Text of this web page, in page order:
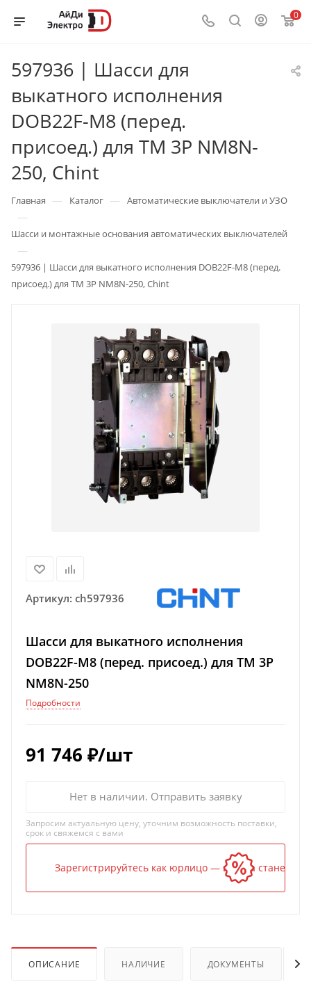
0
597936 | Шасси для
выкатного исполнения
DOB22F-M8 (перед.
присоед.) для TM 3P NM8N-
250, Chint
Главная — Каталог — Автоматические выключатели и УЗО
—
Шасси и монтажные основания автоматических выключателей
—
597936 | Шасси для выкатного исполнения DOB22F-M8 (перед.
присоед.) для TM 3P NM8N-250, Chint
Артикул: ch597936
Шасси для выкатного исполнения
DOB22F-M8 (перед. присоед.) для TM 3P
NM8N-250
Подробности
91 746 ₽/шт
Нет в наличии. Отправить заявку
Запросим актуальную цену, уточним возможность поставки,
срок и свяжемся с вами
Зарегистрируйтесь как юрлицо — и цена станет
ОПИСАНИЕ НАЛИЧИЕ ДОКУМЕНТЫ